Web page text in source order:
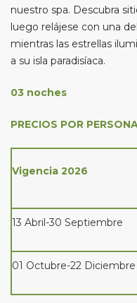
nuestro spa. Descubra
luego relájese con una
mientras las estrellas
a su isla paradisíaca.
03 noches
PRECIOS POR
Vigencia 2026
13 Abril-30 Septiembre
01 Octubre-22 Diciembre